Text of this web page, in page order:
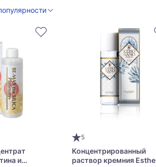
и
5
Концентрированный
раствор кремния Esthe